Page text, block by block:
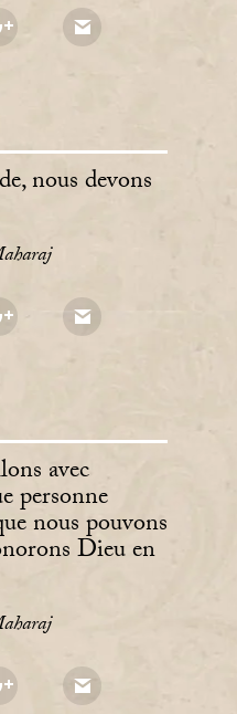
nous devons
avec
personne
nous pouvons
Dieu en